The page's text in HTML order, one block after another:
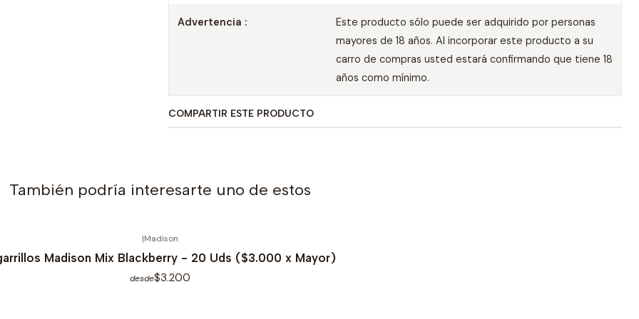
Advertencia :
Este producto sólo puede ser adquirido por personas
mayores de 18 años. Al incorporar este producto a su
carro de compras usted estará confirmando que tiene 18
años como mínimo.
COMPARTIR ESTE PRODUCTO
También podría interesarte uno de estos
|Madison
Madison Mix Blackberry - 20 Uds ($3.000 x Mayor)
desde$3.200